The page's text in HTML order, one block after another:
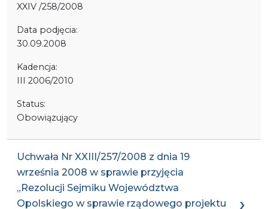
XXIV /258/2008
Data podjęcia:
30.09.2008
Kadencja:
III 2006/2010
Status:
Obowiązujący
Uchwała Nr XXIII/257/2008 z dnia 19
września 2008 w sprawie przyjęcia
„Rezolucji Sejmiku Województwa
Opolskiego w sprawie rządowego projektu